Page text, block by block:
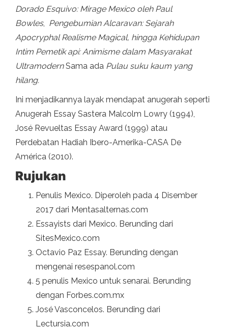
Dorado Esquivo: Mirage Mexico oleh Paul
Bowles, Pengebumian Alcaravan: Sejarah
Apocryphal Realisme Magical, hingga Kehidupan
Intim Pemetik api: Animisme dalam Masyarakat
UltramodernSama ada Pulau suku kaum yang
hilang.
Ini menjadikannya layak mendapat anugerah seperti
Anugerah Essay Sastera Malcolm Lowry (1994),
José Revueltas Essay Award (1999) atau
Perdebatan Hadiah Ibero-Amerika-CASA De
América (2010).
Rujukan
Penulis Mexico. Diperoleh pada 4 Disember
2017 dari Mentasalternas.com
Essayists dari Mexico. Berunding dari
SitesMexico.com
Octavio Paz Essay. Berunding dengan
mengenai resespanol.com
5 penulis Mexico untuk senarai. Berunding
dengan Forbes.com.mx
José Vasconcelos. Berunding dari
Lectursia.com